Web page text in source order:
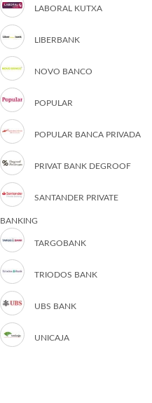
LABORAL KUTXA
LIBERBANK
NOVO BANCO
POPULAR
POPULAR BANCA PRIVADA
PRIVAT BANK DEGROOF
SANTANDER PRIVATE
BANKING
TARGOBANK
TRIODOS BANK
UBS BANK
UNICAJA